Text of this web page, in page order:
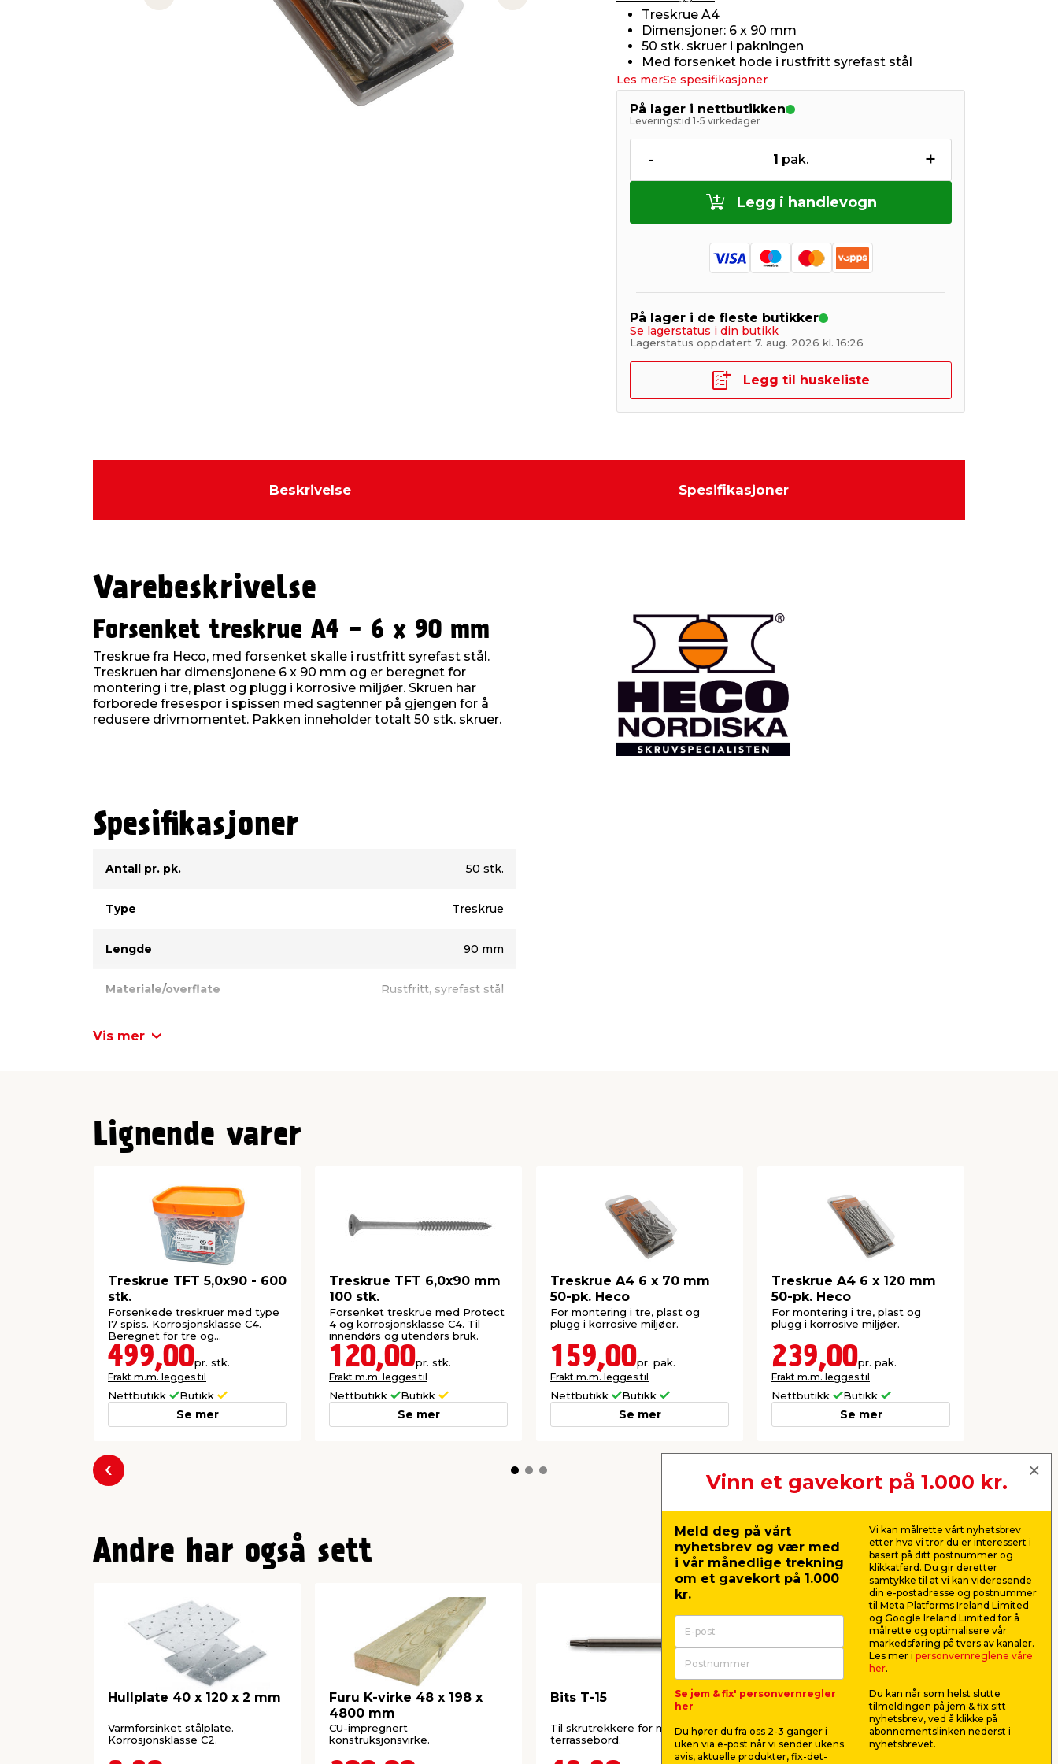
Previous slide Next slide
Treskrue A4
Dimensjoner: 6 x 90 mm
50 stk. skruer i pakningen
Med forsenket hode i rustfritt syrefast stål
Les merSe spesifikasjoner
På lager i nettbutikken
Leveringstid 1-5 virkedager
- 1 pak. +
Legg i handlevogn
På lager i de fleste butikker
Se lagerstatus i din butikk
Lagerstatus oppdatert 7. aug. 2026 kl. 16:26
Legg til huskeliste
Beskrivelse Spesifikasjoner
Varebeskrivelse
Forsenket treskrue A4 - 6 x 90 mm
Treskrue fra Heco, med forsenket skalle i rustfritt syrefast stål.
Treskruen har dimensjonene 6 x 90 mm og er beregnet for
montering i tre, plast og plugg i korrosive miljøer. Skruen har
forborede fresespor i spissen med sagtenner på gjengen for å
redusere drivmomentet. Pakken inneholder totalt 50 stk. skruer.
Spesifikasjoner
Antall pr. pk.
50 stk.
Type Treskrue
Lengde 90 mm
Materiale/overflate Rustfritt, syrefast stål
Diameter
Vis mer
Lignende varer
Treskrue TFT 5,0x90 - 600
stk.
Forsenkede treskruer med type
17 spiss. Korrosjonsklasse C4.
Beregnet for tre og
plastmaterialer.
499,00pr. stk.
Frakt m.m. legges til
Nettbutikk Butikk
Se mer
Treskrue TFT 6,0x90 mm
100 stk.
Forsenket treskrue med Protect
4 og korrosjonsklasse C4. Til
innendørs og utendørs bruk.
120,00pr. stk.
Frakt m.m. legges til
Nettbutikk Butikk
Se mer
Treskrue A4 6 x 70 mm
50-pk. Heco
For montering i tre, plast og
plugg i korrosive miljøer.
159,00pr. pak.
Frakt m.m. legges til
Nettbutikk Butikk
Se mer
Treskrue A4 6 x 120 mm
50-pk. Heco
For montering i tre, plast og
plugg i korrosive miljøer.
239,00pr. pak.
Frakt m.m. legges til
Nettbutikk Butikk
Se mer
Forrige Neste
Andre har også sett
Hullplate 40 x 120 x 2 mm
Varmforsinket stålplate.
Korrosjonsklasse C2.
Furu K-virke 48 x 198 x
4800 mm
CU-impregnert
konstruksjonsvirke.
Bits T-15
Til skrutrekkere for montering av
terrassebord.
Decking Tool+
terrasseverktøy
Justerbar 95-145 mm.
96 mm
Til
Vinn et gavekort på 1.000 kr.
Meld deg på vårt
nyhetsbrev og vær med
i vår månedlige trekning
om et gavekort på 1.000
kr.
Se jem & fix' personvernregler
her
Du hører du fra oss 2-3 ganger i
uken via e-post når vi sender ukens
avis, aktuelle produkter, fix-det-
Vi kan målrette vårt nyhetsbrev
etter hva vi tror du er interessert i
basert på ditt postnummer og
klikkatferd. Du gir deretter
samtykke til at vi kan videresende
din e-postadresse og postnummer
til Meta Platforms Ireland Limited
og Google Ireland Limited for å
målrette og optimalisere vår
markedsføring på tvers av kanaler.
Les mer i personvernreglene våre
her.
Du kan når som helst slutte
tilmeldingen på jem & fix sitt
nyhetsbrev, ved å klikke på
abonnementslinken nederst i
nyhetsbrevet.